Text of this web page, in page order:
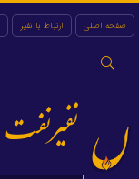
صفحه اصلی ارتباط با نفیر
جستجو
نفیرنفت